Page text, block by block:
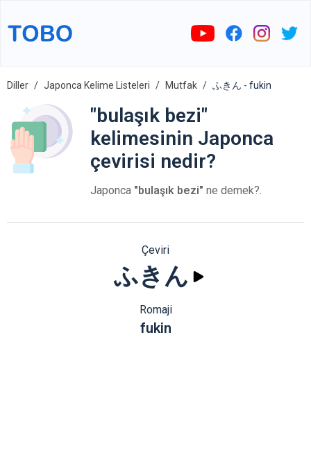
Diller Japonca Kelime Listeleri Mutfak ふきん - fukin
"bulaşık bezi"
kelimesinin Japonca
çevirisi nedir?
Japonca "bulaşık bezi" ne demek?.
Çeviri
ふきん
Romaji
fukin